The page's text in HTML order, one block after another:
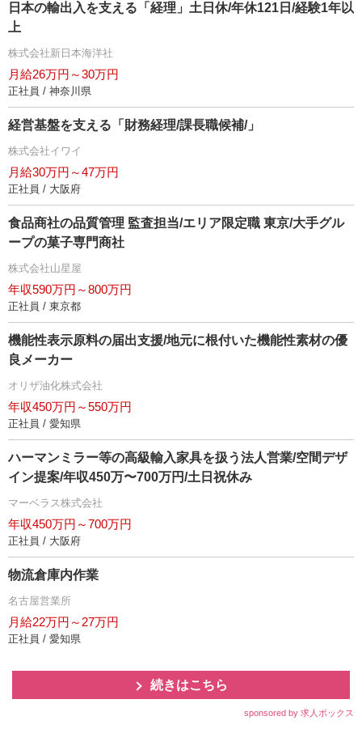
日本の輸出入を支える「経理」土日休/年休121日/経験1年以
上
株式会社新日本海洋社
月給26万円～30万円
正社員 / 神奈川県
経営基盤を支える「財務経理/課長職候補/」
株式会社イワイ
月給30万円～47万円
正社員 / 大阪府
食品商社の品質管理 監査担当/エリア限定職 東京/大手グル
ープの菓子専門商社
株式会社山星屋
年収590万円～800万円
正社員 / 東京都
機能性表示原料の届出支援/地元に根付いた機能性素材の優
良メーカー
オリザ油化株式会社
年収450万円～550万円
正社員 / 愛知県
ハーマンミラー等の高級輸入家具を扱う法人営業/空間デザ
イン提案/年収450万〜700万円/土日祝休み
マーベラス株式会社
年収450万円～700万円
正社員 / 大阪府
物流倉庫内作業
名古屋営業所
月給22万円～27万円
正社員 / 愛知県
続きはこちら
sponsored by 求人ボックス